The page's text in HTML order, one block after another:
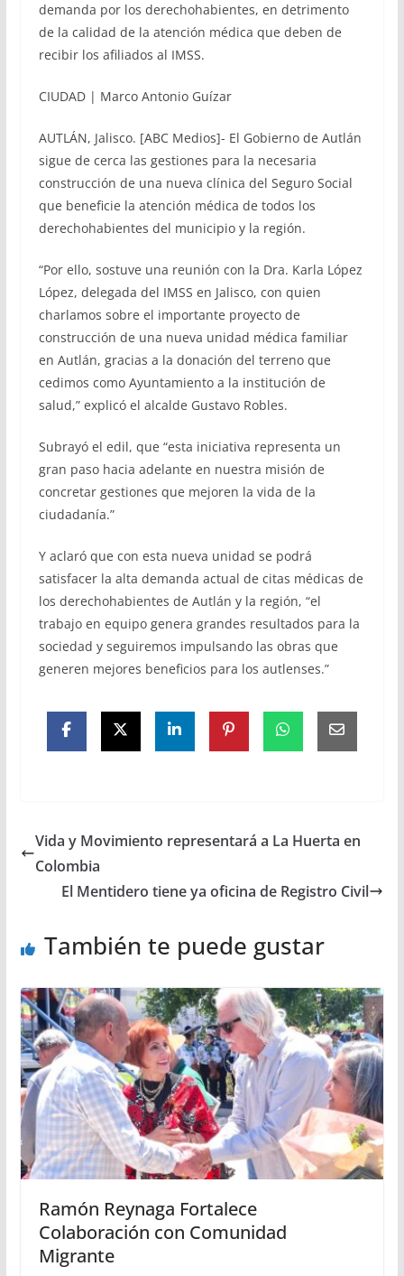
demanda por los derechohabientes, en detrimento
de la calidad de la atención médica que deben de
recibir los afiliados al IMSS.
CIUDAD | Marco Antonio Guízar
AUTLÁN, Jalisco. [ABC Medios]- El Gobierno de Autlán
sigue de cerca las gestiones para la necesaria
construcción de una nueva clínica del Seguro Social
que beneficie la atención médica de todos los
derechohabientes del municipio y la región.
“Por ello, sostuve una reunión con la Dra. Karla López
López, delegada del IMSS en Jalisco, con quien
charlamos sobre el importante proyecto de
construcción de una nueva unidad médica familiar
en Autlán, gracias a la donación del terreno que
cedimos como Ayuntamiento a la institución de
salud,” explicó el alcalde Gustavo Robles.
Subrayó el edil, que “esta iniciativa representa un
gran paso hacia adelante en nuestra misión de
concretar gestiones que mejoren la vida de la
ciudadanía.”
Y aclaró que con esta nueva unidad se podrá
satisfacer la alta demanda actual de citas médicas de
los derechohabientes de Autlán y la región, “el
trabajo en equipo genera grandes resultados para la
sociedad y seguiremos impulsando las obras que
generen mejores beneficios para los autlenses.”
Vida y Movimiento representará a La Huerta en
Colombia
El Mentidero tiene ya oficina de Registro Civil
También te puede gustar
Ramón Reynaga Fortalece
Colaboración con Comunidad
Migrante